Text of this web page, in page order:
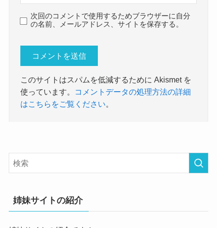
次回のコメントで使用するためブラウザーに自分
の名前、メールアドレス、サイトを保存する。
このサイトはスパムを低減するために Akismet を
使っています。
コメントデータの処理方法の詳細
はこちらをご覧ください。
姉妹サイトの紹介